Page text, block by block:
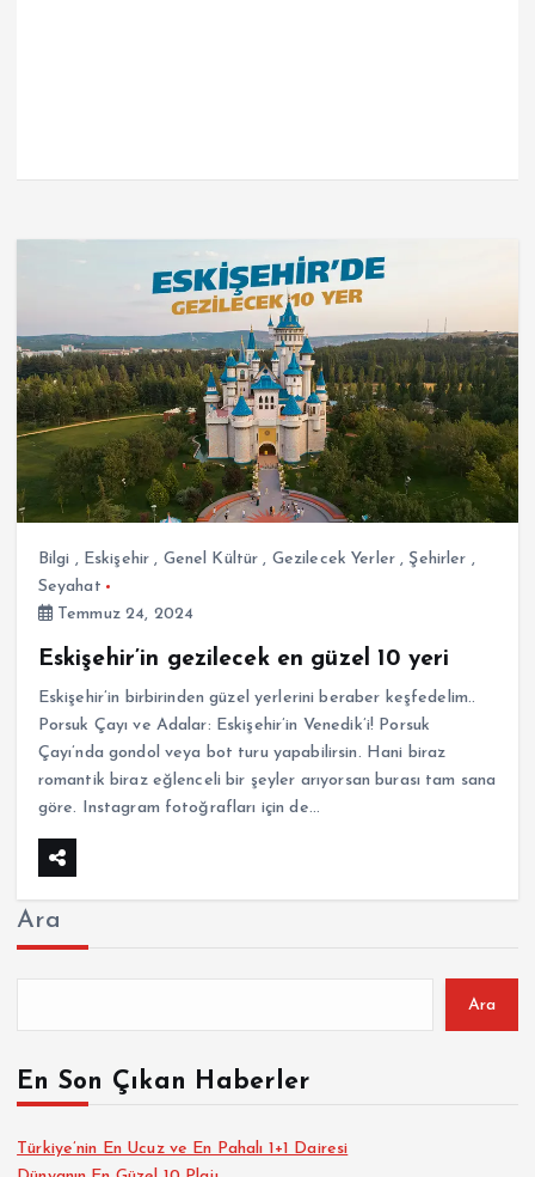
Bilgi , Eskişehir , Genel Kültür , Gezilecek Yerler, Şehirler ,
Seyahat
Temmuz 24, 2024
Eskişehir’in gezilecek en güzel 10 yeri
Eskişehir’in birbirinden güzel yerlerini beraber keşfedelim..
Porsuk Çayı ve Adalar: Eskişehir’in Venedik’i! Porsuk
Çayı’nda gondol veya bot turu yapabilirsin. Hani biraz
romantik biraz eğlenceli bir şeyler arıyorsan burası tam sana
göre. Instagram fotoğrafları için de…
Ara
Ara
En Son Çıkan Haberler
Türkiye’nin En Ucuz ve En Pahalı 1+1 Dairesi